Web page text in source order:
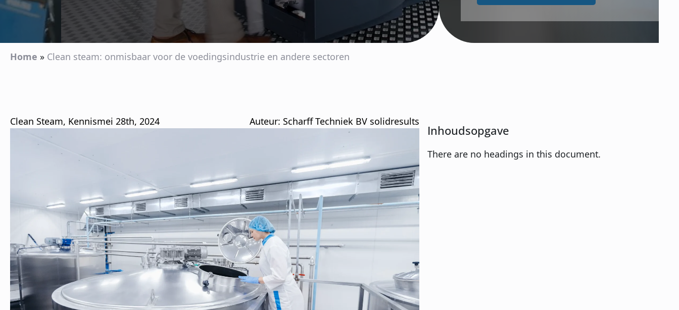
Home » Clean steam: onmisbaar voor de voedingsindustrie en andere sectoren
Clean Steam Kennismei 28th, 2024 Auteur: Scharff Techniek BV solidresults
Inhoudsopgave
There are no headings in this document.